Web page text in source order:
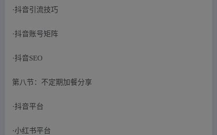
·抖音引流技巧
·抖音账号矩阵
·抖音SEO
第八节：不定期加餐分享
·抖音平台
·小红书平台